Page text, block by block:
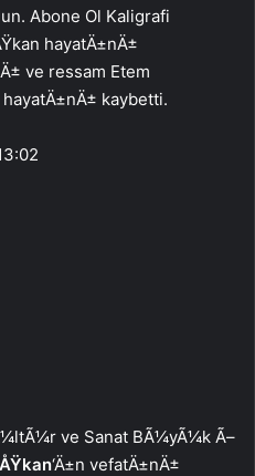
Abone Ol Kaligrafi
hayatÄ±nÄ±
ve ressam Etem
hayatÄ±nÄ± kaybetti.
ve Sanat BÃ¼yÃ¼k Ã–
‘Ä±n vefatÄ±nÄ±